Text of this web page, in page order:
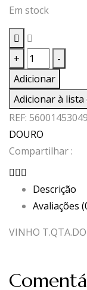
Em stock
+
Quantidade
de
VINHO
T.QTA.DO
MONTE
XISTO
0,75
-
Adicionar
Adicionar à lista
REF:
DOURO
Compartilhar :
Descrição
Avaliações
VINHO